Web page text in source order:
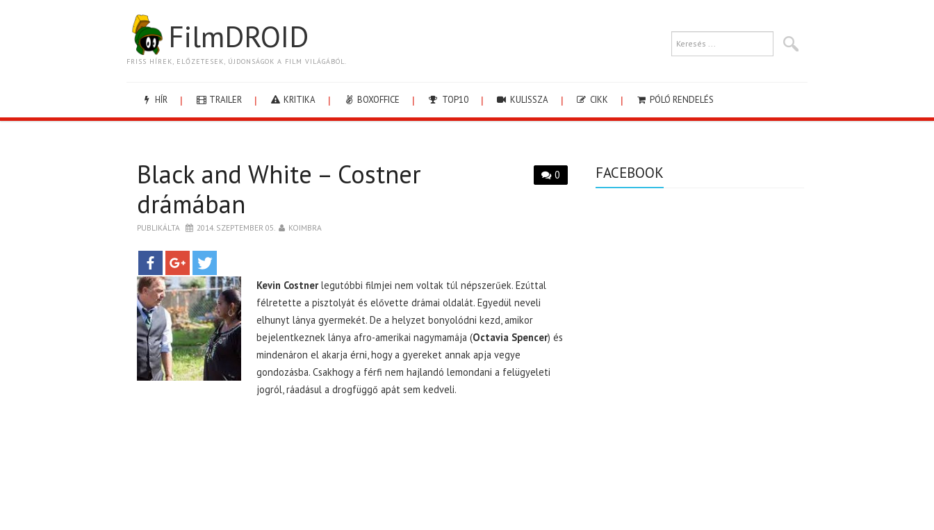
FilmDROID
FRISS HÍREK, ELŐZETESEK, ÚJDONSÁGOK A FILM VILÁGÁBÓL.
HÍR TRAILER KRITIKA BOXOFFICE TOP10 KULISSZA CIKK PÓLÓ RENDELÉS
0
Black and White – Costner
drámában
PUBLIKÁLTA 2014. SZEPTEMBER 05. KOIMBRA
Kevin Costnerlegutóbbi filmjei nem voltak túl népszerűek. Ezúttal
félretette a pisztolyát és elővette drámai oldalát. Egyedül neveli
elhunyt lánya gyermekét. De a helyzet bonyolódni kezd, amikor
bejelentkeznek lánya afro-amerikai nagymamája (Octavia Spencer) és
mindenáron el akarja érni, hogy a gyereket annak apja vegye
gondozásba. Csakhogy a férfi nem hajlandó lemondani a felügyeleti
jogról, ráadásul a drogfüggő apát sem kedveli.
FACEBOOK